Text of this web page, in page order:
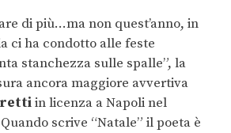
di più…ma non quest’anno, in
ci ha condotto alle feste
stanchezza sulle spalle”, la
ancora maggiore avvertiva
in licenza a Napoli nel
scrive “Natale” il poeta è